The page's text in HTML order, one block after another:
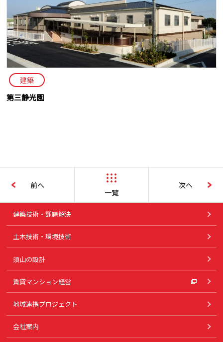
建築
第三静光園
前へ
一覧
次へ
建築技術・課題解決
土木技術・環境技術
須山の設計
賃貸マンション経営
地域連携プロジェクト
会社案内